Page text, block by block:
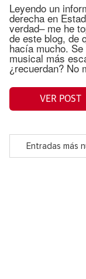
Leyendo un
derecha en
verdad– me he
de este blog, de
hacía mucho.
musical más
¿recuerdan? No
VER POST
Entradas más